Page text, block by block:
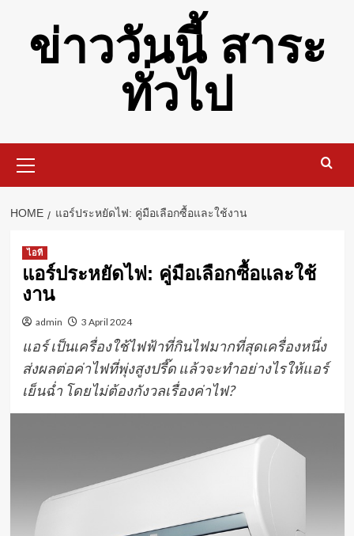
contentข่าววันนี้ สาระ
ทั่วไป
Menu
HOME แอร์ประหยัดไฟ: คู่มือเลือกซื้อและใช้งาน
ไอที
แอร์ประหยัดไฟ: คู่มือเลือกซื้อและใช้
งาน
admin 3 April 2024
แอร์ เป็นเครื่องใช้ไฟฟ้าที่กินไฟมากที่สุดเครื่องหนึ่ง
ส่งผลต่อค่าไฟที่พุ่งสูงปรี๊ด แล้วจะทำอย่างไรให้แอร์
เย็นฉ่ำ โดยไม่ต้องกังวลเรื่องค่าไฟ?